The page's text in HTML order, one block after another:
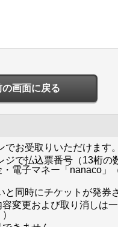
の画面に戻る
お受取りいただけます。
ジで払込票番号（13桁
電子マネー「nanaco
と同時にチケットが発券
変更および取り消し